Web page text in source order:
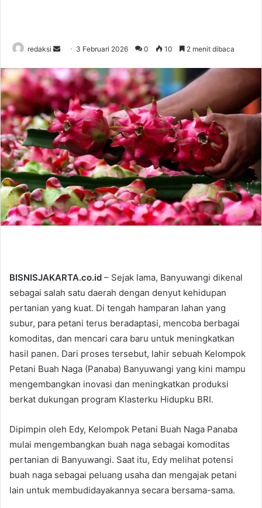
redaksi
n
d
a
n
e
m
a
i
l
3 Februari 2026 0 10 2 menit dibaca
BISNISJAKARTA.co.id – Sejak lama, Banyuwangi dikenal
sebagai salah satu daerah dengan denyut kehidupan
pertanian yang kuat. Di tengah hamparan lahan yang
subur, para petani terus beradaptasi, mencoba berbagai
komoditas, dan mencari cara baru untuk meningkatkan
hasil panen. Dari proses tersebut, lahir sebuah Kelompok
Petani Buah Naga (Panaba) Banyuwangi yang kini mampu
mengembangkan inovasi dan meningkatkan produksi
berkat dukungan program Klasterku Hidupku BRI.
Dipimpin oleh Edy, Kelompok Petani Buah Naga Panaba
mulai mengembangkan buah naga sebagai komoditas
pertanian di Banyuwangi. Saat itu, Edy melihat potensi
buah naga sebagai peluang usaha dan mengajak petani
lain untuk membudidayakannya secara bersama-sama.